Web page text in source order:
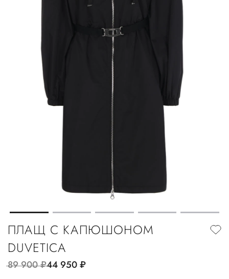
ПЛАЩ С КАПЮШОНОМ
DUVETICA
89 900руб.44 950руб.